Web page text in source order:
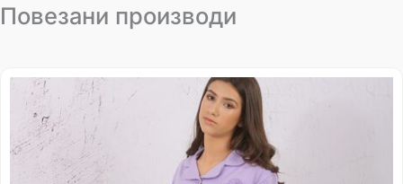
Повезани производи